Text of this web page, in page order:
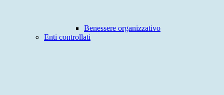
Benessere organizzativo
Enti controllati